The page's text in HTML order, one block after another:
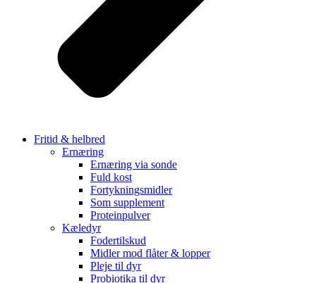
Fritid & helbred
Ernæring
Ernæring via sonde
Fuld kost
Fortykningsmidler
Som supplement
Proteinpulver
Kæledyr
Fodertilskud
Midler mod flåter & lopper
Pleje til dyr
Probiotika til dyr